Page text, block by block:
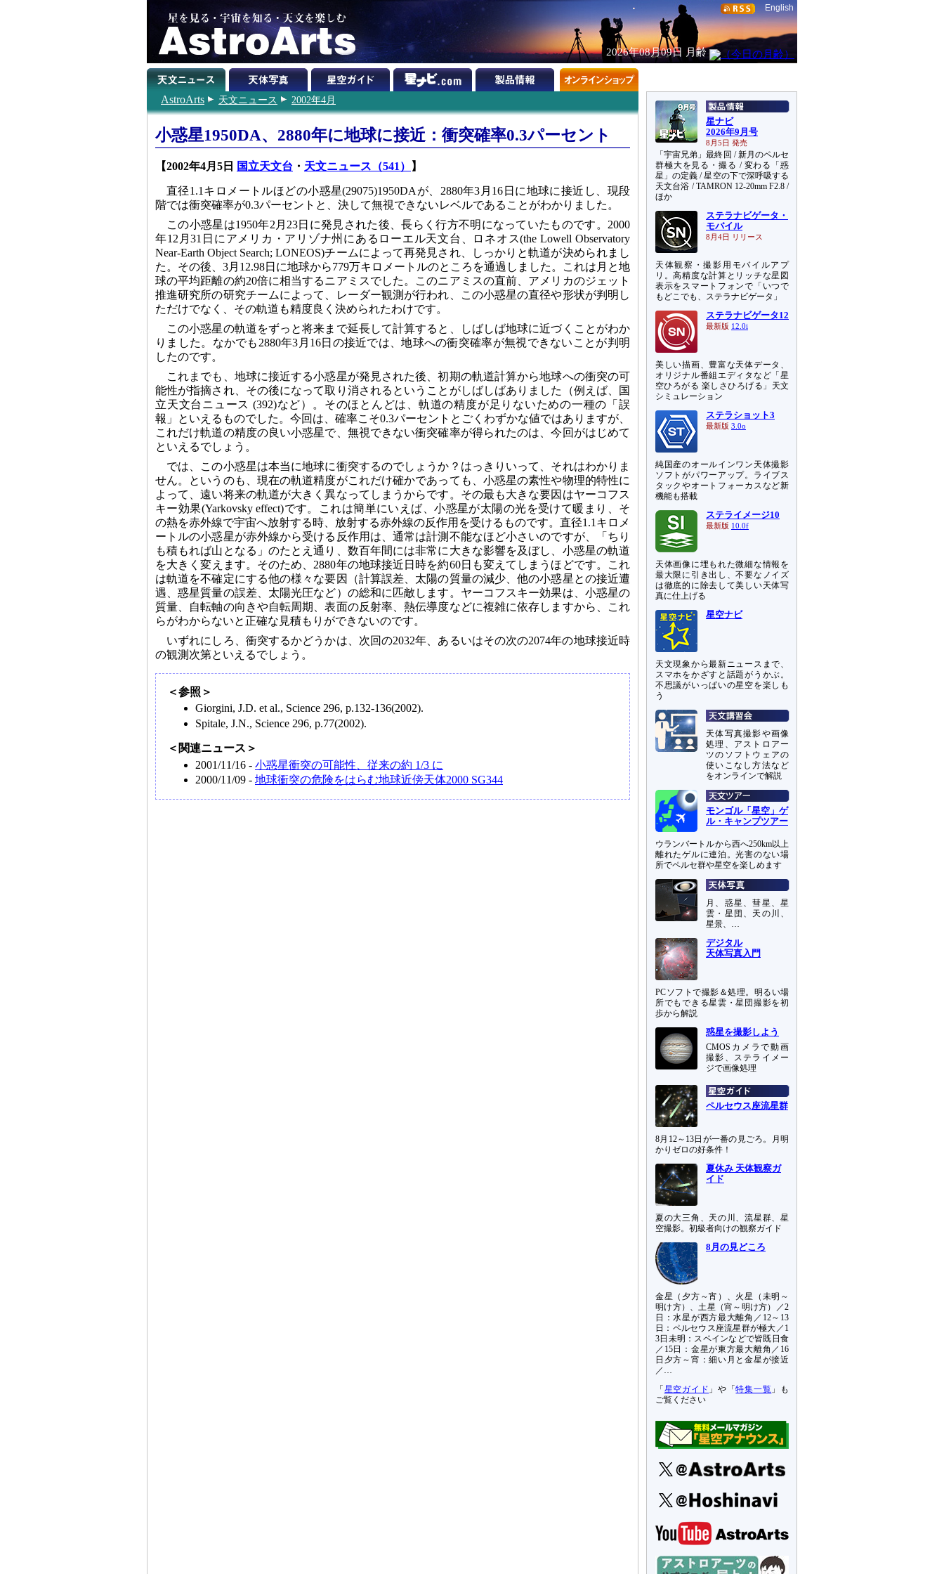
English
2026年08月09日 月齢
AstroArts 天文ニュース 2002年4月
小惑星1950DA、2880年に地球に接近：衝突確率0.3パーセント
【2002年4月5日 国立天文台 ・ 天文ニュース（541） 】
直径1.1キロメートルほどの小惑星(29075)1950DAが、2880年3月16日に地球に接近し、現段
階では衝突確率が0.3パーセントと、決して無視できないレベルであることがわかりました。
この小惑星は1950年2月23日に発見された後、長らく行方不明になっていたものです。2000
年12月31日にアメリカ・アリゾナ州にあるローエル天文台、ロネオス(the Lowell Observatory
Near-Earth Object Search; LONEOS)チームによって再発見され、しっかりと軌道が決められまし
た。その後、3月12.98日に地球から779万キロメートルのところを通過しました。これは月と地
球の平均距離の約20倍に相当するニアミスでした。このニアミスの直前、アメリカのジェット
推進研究所の研究チームによって、レーダー観測が行われ、この小惑星の直径や形状が判明し
ただけでなく、その軌道も精度良く決められたわけです。
この小惑星の軌道をずっと将来まで延長して計算すると、しばしば地球に近づくことがわか
りました。なかでも2880年3月16日の接近では、地球への衝突確率が無視できないことが判明
したのです。
これまでも、地球に接近する小惑星が発見された後、初期の軌道計算から地球への衝突の可
能性が指摘され、その後になって取り消されるということがしばしばありました（例えば、国
立天文台ニュース (392)など）。そのほとんどは、軌道の精度が足りないための一種の「誤
報」といえるものでした。今回は、確率こそ0.3パーセントとごくわずかな値ではありますが、
これだけ軌道の精度の良い小惑星で、無視できない衝突確率が得られたのは、今回がはじめて
といえるでしょう。
では、この小惑星は本当に地球に衝突するのでしょうか？はっきりいって、それはわかりま
せん。というのも、現在の軌道精度がこれだけ確かであっても、小惑星の素性や物理的特性に
よって、遠い将来の軌道が大きく異なってしまうからです。その最も大きな要因はヤーコフス
キー効果(Yarkovsky effect)です。これは簡単にいえば、小惑星が太陽の光を受けて暖まり、そ
の熱を赤外線で宇宙へ放射する時、放射する赤外線の反作用を受けるものです。直径1.1キロメ
ートルの小惑星が赤外線から受ける反作用は、通常は計測不能なほど小さいのですが、「ちり
も積もれば山となる」のたとえ通り、数百年間には非常に大きな影響を及ぼし、小惑星の軌道
を大きく変えます。そのため、2880年の地球接近日時を約60日も変えてしまうほどです。これ
は軌道を不確定にする他の様々な要因（計算誤差、太陽の質量の減少、他の小惑星との接近遭
遇、惑星質量の誤差、太陽光圧など）の総和に匹敵します。ヤーコフスキー効果は、小惑星の
質量、自転軸の向きや自転周期、表面の反射率、熱伝導度などに複雑に依存しますから、これ
らがわからないと正確な見積もりができないのです。
いずれにしろ、衝突するかどうかは、次回の2032年、あるいはその次の2074年の地球接近時
の観測次第といえるでしょう。
＜参照＞
Giorgini, J.D. et al., Science 296, p.132-136(2002).
Spitale, J.N., Science 296, p.77(2002).
＜関連ニュース＞
2001/11/16 - 小惑星衝突の可能性、従来の約 1/3 に
2000/11/09 - 地球衝突の危険をはらむ地球近傍天体2000 SG344
星ナビ
2026年9月号
8月5日 発売
「宇宙兄弟」最終回 / 新月のペルセ
群極大を見る・撮る / 変わる「惑
星」の定義 / 星空の下で深呼吸する
天文台浴 / TAMRON 12-20mm F2.8 /
ほか
ステラナビゲータ・
モバイル
8月4日 リリース
天体観察・撮影用モバイルアプ
リ。高精度な計算とリッチな星図
表示をスマートフォンで「いつで
もどこでも、ステラナビゲータ」
ステラナビゲータ12
最新版 12.0i
美しい描画、豊富な天体データ、
オリジナル番組エディタなど「星
空ひろがる 楽しさひろげる」天文
シミュレーション
ステラショット3
最新版 3.0o
純国産のオールインワン天体撮影
ソフトがパワーアップ。ライブス
タックやオートフォーカスなど新
機能も搭載
ステライメージ10
最新版 10.0f
天体画像に埋もれた微細な情報を
最大限に引き出し、不要なノイズ
は徹底的に除去して美しい天体写
真に仕上げる
星空ナビ
天文現象から最新ニュースまで、
スマホをかざすと話題がうかぶ。
不思議がいっぱいの星空を楽しも
う
天体写真撮影や画像
処理、アストロアー
ツのソフトウェアの
使いこなし方法など
をオンラインで解説
モンゴル「星空」ゲ
ル・キャンプツアー
ウランバートルから西へ250km以上
離れたゲルに連泊。光害のない場
所でペルセ群や星空を楽しめます
月、惑星、彗星、星
雲・星団、天の川、
星景、…
デジタル
天体写真入門
PCソフトで撮影＆処理。明るい場
所でもできる星雲・星団撮影を初
歩から解説
惑星を撮影しよう
CMOSカメラで動画
撮影、ステライメー
ジで画像処理
ペルセウス座流星群
8月12～13日が一番の見ごろ。月明
かりゼロの好条件！
夏休み 天体観察ガ
イド
夏の大三角、天の川、流星群、星
空撮影。初級者向けの観察ガイド
8月の見どころ
金星（夕方～宵）、火星（未明～
明け方）、土星（宵～明け方）／2
日：水星が西方最大離角／12～13
日：ペルセウス座流星群が極大／1
3日未明：スペインなどで皆既日食
／15日：金星が東方最大離角／16
日夕方～宵：細い月と金星が接近
／…
「 星空ガイド 」や「特集一覧 」も
ご覧ください